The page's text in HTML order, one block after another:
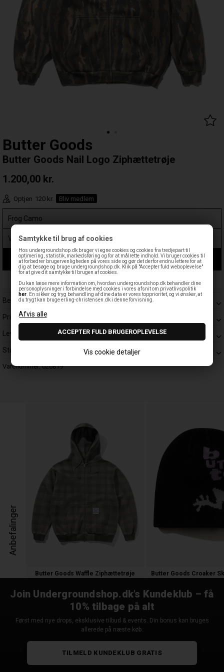
Samtykke til brug af cookies
Hos undergroundshop.dk bruger vi egne cookies og cookies fra tredjepart til
optimering, statistik, markedsføring og for at målrette indhold. Vi bruger cookies til
at forbedrer brugervenligheden på vores side og gør det derfor endnu lettere for at
dig at besøge og bruge undergroundshop.dk. Klik på "Accepter fuld weboplevelse"
for at give dit samtykke til brugen af cookies.
Du kan læse mere information om, hvordan undergroundshop.dk behandler dine
personoplysninger i forbindelse med cookies i vores afsnit om privatlivspolitik
her . En sikker og tryg behandling af dine data er vores topprioritet, og vi ønsker, at
du trygt kan bruge erling-christensen.dk i denne forvisning.
Vis cookie detaljer
Butter Goods
Butter Goods Nail Logo Ziphættetrøje
1.200,00 kr.
Optjen 120 kr. Bliv medlem
LÆG I KURV
Leveringstid: 1-3 hverdage
Beskrivelse
Prisgaranti
Levering
Størrelsesguide
Varenummer:026819
Anbefalinger
Butter Goods Waffle Ziphættetrøje
Join Undergroundshop.dk’s Kundeklub – få
10% tilbage på alt
Først med nye drops, eksklusive tilbud & events. Din bonus kan bruges
allerede på næste køb.
TILMELD KUNDEKLUB GRATIS